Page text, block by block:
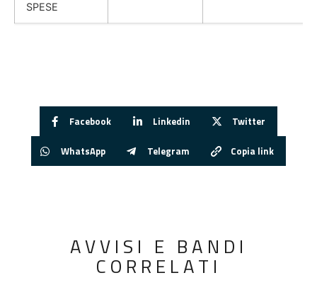
SPESE
Facebook Linkedin Twitter
WhatsApp Telegram Copia link
AVVISI E BANDI
CORRELATI